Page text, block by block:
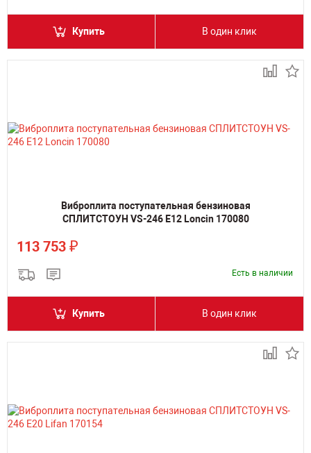
Купить В один клик
Виброплита поступательная бензиновая
СПЛИТСТОУН VS-246 Е12 Loncin 170080
113 753 ₽
Есть в наличии
Купить В один клик